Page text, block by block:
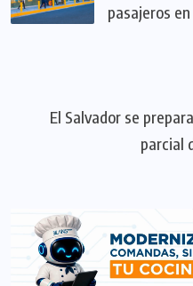
pasajeros
El Salvador se
parcial